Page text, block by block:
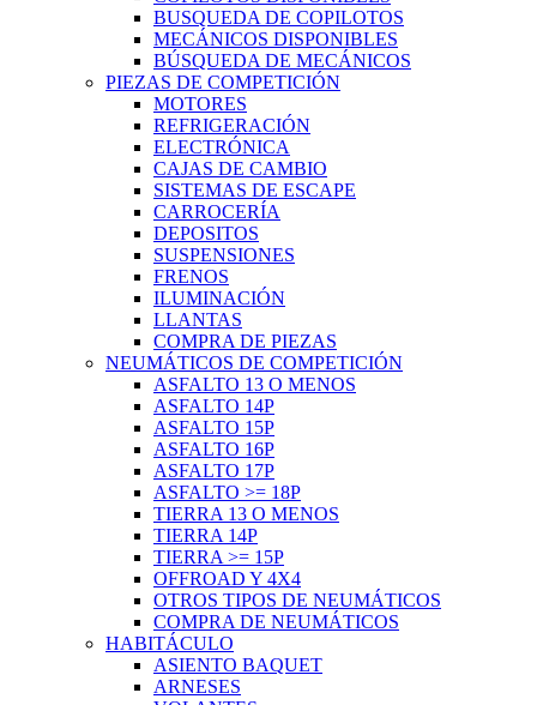
BUSQUEDA DE COPILOTOS
MECÁNICOS DISPONIBLES
BÚSQUEDA DE MECÁNICOS
PIEZAS DE COMPETICIÓN
MOTORES
REFRIGERACIÓN
ELECTRÓNICA
CAJAS DE CAMBIO
SISTEMAS DE ESCAPE
CARROCERÍA
DEPOSITOS
SUSPENSIONES
FRENOS
ILUMINACIÓN
LLANTAS
COMPRA DE PIEZAS
NEUMÁTICOS DE COMPETICIÓN
ASFALTO 13 O MENOS
ASFALTO 14P
ASFALTO 15P
ASFALTO 16P
ASFALTO 17P
ASFALTO >= 18P
TIERRA 13 O MENOS
TIERRA 14P
TIERRA >= 15P
OFFROAD Y 4X4
OTROS TIPOS DE NEUMÁTICOS
COMPRA DE NEUMÁTICOS
HABITÁCULO
ASIENTO BAQUET
ARNESES